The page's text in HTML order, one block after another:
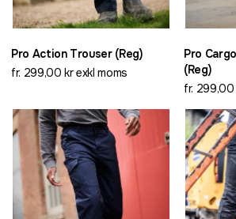
Pro Action Trouser (Reg)
fr. 299,00 kr exkl moms
Pro
(Reg)
fr. 299,00